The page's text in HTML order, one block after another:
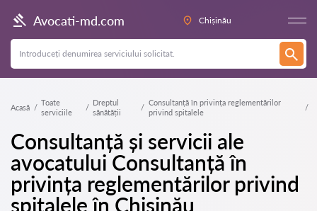
Avocati-md.com Chișinău
Acasă
Toate
serviciile
Dreptul
sănătății
Consultanță în privința reglementărilor
privind spitalele
Consultanță și servicii ale
avocatului Consultanță în
privința reglementărilor privind
spitalele în Chișinău